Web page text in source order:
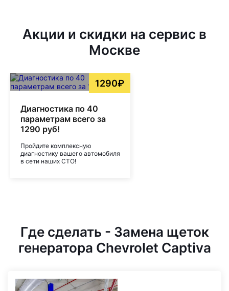
Акции и скидки на сервис в
Москве
1290₽
Диагностика по 40
параметрам всего за
1290 руб!
Пройдите комплексную
диагностику вашего автомобиля
в сети наших СТО!
Где сделать - Замена щеток
генератора Chevrolet Captiva